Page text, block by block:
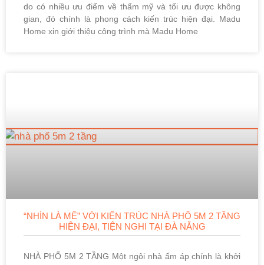
do có nhiều ưu điểm về thẩm mỹ và tối ưu được không
gian, đó chính là phong cách kiến trúc hiện đại. Madu
Home xin giới thiệu công trình mà Madu Home
“NHÌN LÀ MÊ” VỚI KIẾN TRÚC NHÀ PHỐ 5M 2 TẦNG
HIỆN ĐẠI, TIỆN NGHI TẠI ĐÀ NẴNG
NHÀ PHỐ 5M 2 TẦNG Một ngôi nhà ấm áp chính là khởi